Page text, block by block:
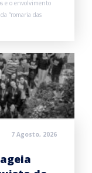
e o envolvimento
“romaria das
7 Agosto, 2026